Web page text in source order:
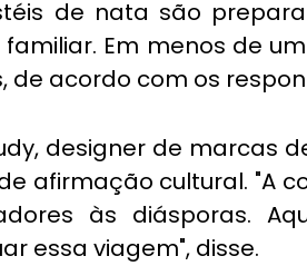
de nata são
Em menos de
de acordo com os
designer de marcas
afirmação cultural. "A
às diásporas.
essa viagem", disse.